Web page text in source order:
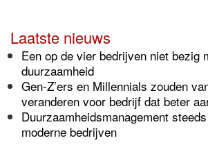
Laatste nieuws
Een op de vier bedrijven niet bezig
duurzaamheid
Gen-Z’ers en Millennials zouden
veranderen voor bedrijf dat beter
Duurzaamheidsmanagement
moderne bedrijven